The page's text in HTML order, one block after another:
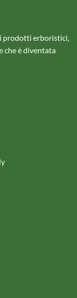
prodotti erboristici,
che è diventata